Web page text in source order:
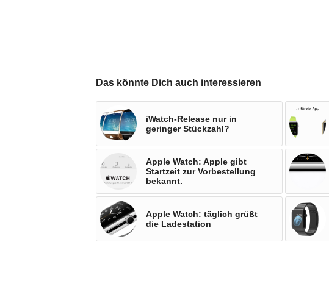
Das könnte Dich auch interessieren
iWatch-Release nur in
geringer Stückzahl?
Apple Watch: Apple gibt
Startzeit zur Vorbestellung
bekannt.
Apple Watch: täglich grüßt
die Ladestation